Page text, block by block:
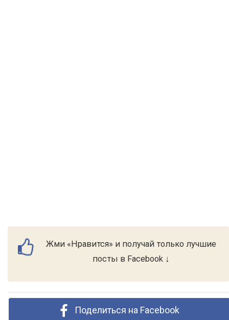
Жми «Нравится» и получай только лучшие
посты в Facebook ↓
Поделиться на Facebook